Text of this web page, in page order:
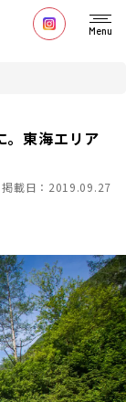
Menu
。東海エリア
掲載日：2019.09.27